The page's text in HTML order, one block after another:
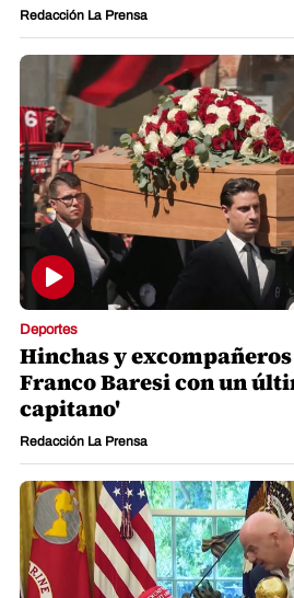
Redacción La Prensa
Deportes
Hinchas y
Franco Baresi con un
capitano'
Redacción La Prensa